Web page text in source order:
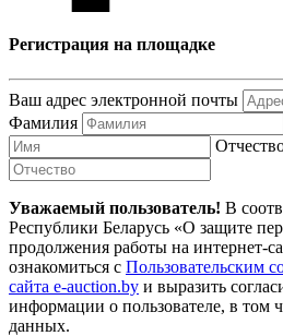
Регистрация на площадке
Ваш адрес электронной почты
Фамилия
Уважаемый пользователь! В
Республики Беларусь «О защите
продолжения работы на интернет-
ознакомиться с Пользовательским
сайта e-auction.by и выразить
информации о пользователе, в том
данных.